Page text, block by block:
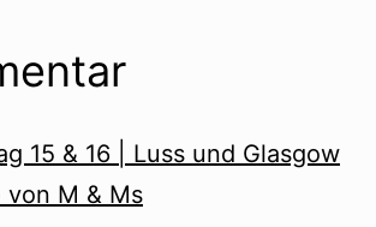
15 & 16 | Luss und Glasgow
von M & Ms